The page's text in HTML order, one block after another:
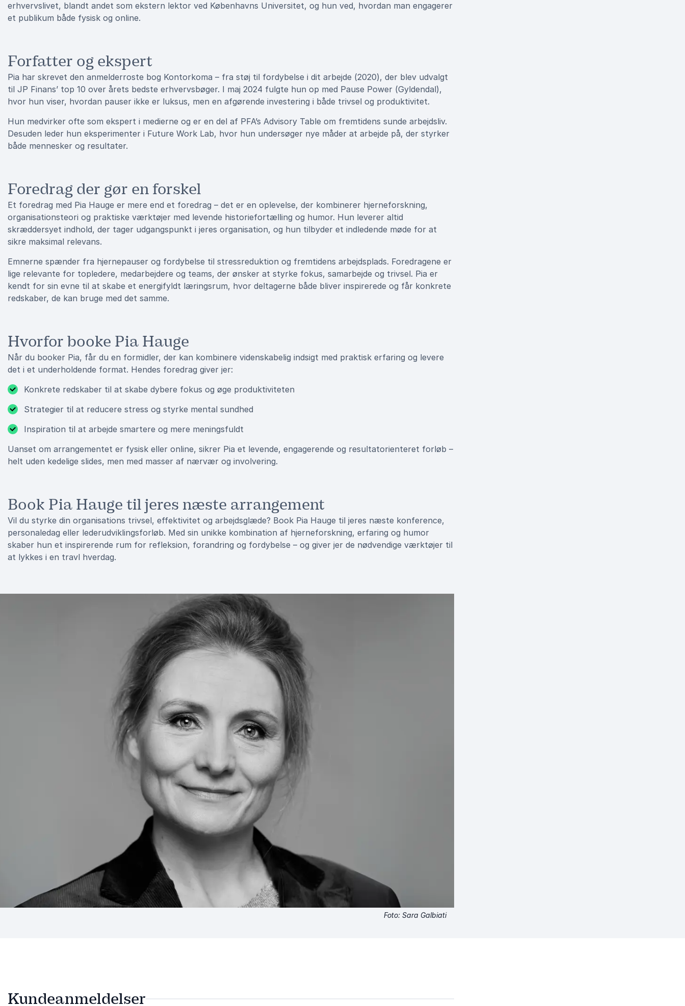
erhvervslivet, blandt andet som ekstern lektor ved Københavns Universitet, og hun ved, hvordan man engagerer
et publikum både fysisk og online.
Forfatter og ekspert
Pia har skrevet den anmelderroste bog Kontorkoma – fra støj til fordybelse i dit arbejde (2020), der blev udvalgt
til JP Finans’ top 10 over årets bedste erhvervsbøger. I maj 2024 fulgte hun op med Pause Power (Gyldendal),
hvor hun viser, hvordan pauser ikke er luksus, men en afgørende investering i både trivsel og produktivitet.
Hun medvirker ofte som ekspert i medierne og er en del af PFA’s Advisory Table om fremtidens sunde arbejdsliv.
Desuden leder hun eksperimenter i Future Work Lab, hvor hun undersøger nye måder at arbejde på, der styrker
både mennesker og resultater.
Foredrag der gør en forskel
Et foredrag med Pia Hauge er mere end et foredrag – det er en oplevelse, der kombinerer hjerneforskning,
organisationsteori og praktiske værktøjer med levende historiefortælling og humor. Hun leverer altid
skræddersyet indhold, der tager udgangspunkt i jeres organisation, og hun tilbyder et indledende møde for at
sikre maksimal relevans.
Emnerne spænder fra hjernepauser og fordybelse til stressreduktion og fremtidens arbejdsplads. Foredragene er
lige relevante for topledere, medarbejdere og teams, der ønsker at styrke fokus, samarbejde og trivsel. Pia er
kendt for sin evne til at skabe et energifyldt læringsrum, hvor deltagerne både bliver inspirerede og får konkrete
redskaber, de kan bruge med det samme.
Hvorfor booke Pia Hauge
Når du booker Pia, får du en formidler, der kan kombinere videnskabelig indsigt med praktisk erfaring og levere
det i et underholdende format. Hendes foredrag giver jer:
Konkrete redskaber til at skabe dybere fokus og øge produktiviteten
Strategier til at reducere stress og styrke mental sundhed
Inspiration til at arbejde smartere og mere meningsfuldt
Uanset om arrangementet er fysisk eller online, sikrer Pia et levende, engagerende og resultatorienteret forløb –
helt uden kedelige slides, men med masser af nærvær og involvering.
Book Pia Hauge til jeres næste arrangement
Vil du styrke din organisations trivsel, effektivitet og arbejdsglæde? Book Pia Hauge til jeres næste konference,
personaledag eller lederudviklingsforløb. Med sin unikke kombination af hjerneforskning, erfaring og humor
skaber hun et inspirerende rum for refleksion, forandring og fordybelse – og giver jer de nødvendige værktøjer til
at lykkes i en travl hverdag.
Foto: Sara Galbiati
Kundeanmeldelser